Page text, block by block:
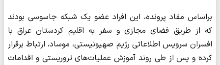
براساس مفاد پرونده، این افراد عضو یک شبکه جاسوسی بودند
که از طریق فضای مجازی و سفر به اقلیم کردستان عراق با
افسران سرویس اطلاعاتی رژیم صهیونیستی، موساد، ارتباط برقرار
کرده و پس از طی روند آموزش عملیات‌های تروریستی و اقدامات